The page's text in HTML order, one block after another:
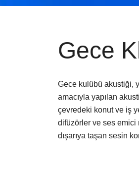
Gece
Gece kulübü akustiği,
amacıyla yapılan
çevredeki konut ve iş
difüzörler ve ses emici
dışarıya taşan sesin